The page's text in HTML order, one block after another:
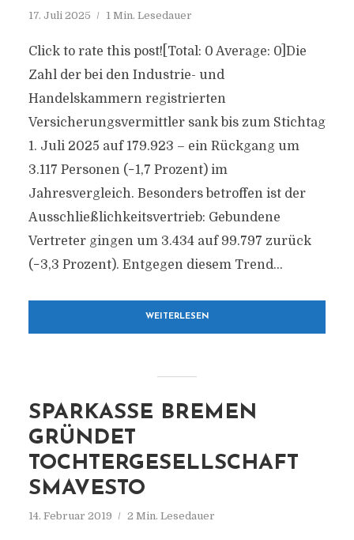
17. Juli 2025 1 Min. Lesedauer
Click to rate this post![Total: 0 Average: 0]Die
Zahl der bei den Industrie- und
Handelskammern registrierten
Versicherungsvermittler sank bis zum Stichtag
1. Juli 2025 auf 179.923 – ein Rückgang um
3.117 Personen (−1,7 Prozent) im
Jahresvergleich. Besonders betroffen ist der
Ausschließlichkeitsvertrieb: Gebundene
Vertreter gingen um 3.434 auf 99.797 zurück
(−3,3 Prozent). Entgegen diesem Trend...
WEITERLESEN
SPARKASSE BREMEN
GRÜNDET
TOCHTERGESELLSCHAFT
SMAVESTO
14. Februar 2019 2 Min. Lesedauer